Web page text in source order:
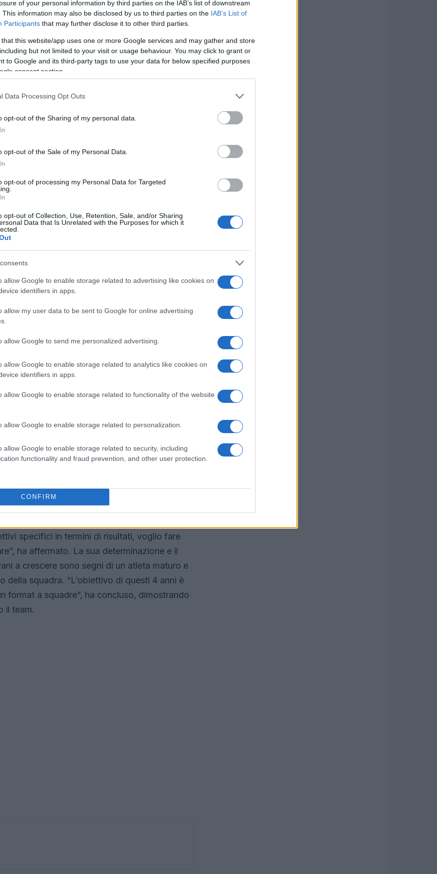
of your personal information by third parties on the IAB’s list of downstream
This information may also be disclosed by us to third parties on the IAB’s List of
Participants that may further disclose it to other third parties.
that this website/app uses one or more Google services and may gather and store
but not limited to your visit or usage behaviour. You may click to grant or
to Google and its third-party tags to use your data for below specified purposes
consent section.
Data Processing Opt Outs
opt-out of the Sharing of my personal data.
opt-out of the Sale of my Personal Data.
opt-out of processing my Personal Data for Targeted
opt-out of Collection, Use, Retention, Sale, and/or Sharing
Data that Is Unrelated with the Purposes for which it
allow Google to enable storage related to advertising like cookies on
identifiers in apps.
allow my user data to be sent to Google for online advertising
allow Google to send me personalized advertising.
allow Google to enable storage related to analytics like cookies on
identifiers in apps.
allow Google to enable storage related to functionality of the website
allow Google to enable storage related to personalization.
allow Google to enable storage related to security, including
functionality and fraud prevention, and other user protection.
CONFIRM
si prepara ad affrontare una nuova stagione
, Pellegrino ha condiviso le sue
di questo evento per il suo
scorso ho fatto una bella gara ed è per noi
dure”, ha dichiarato l’atleta. La sua capacità
le sfide con determinazione è evidente,
per i giovani atleti che lo seguono.
con Muonio, una località che ha ormai un
qui? Di solito la neve e le temperature
La bellezza del panorama artico e
unico rendono questa esperienza ancora
era un sogno venire in Lapponia e
esprimendo la sua gratitudine per la
di essere pronto per affrontare la nuova
specifici in termini di risultati, voglio fare
ha affermato. La sua determinazione e il
a crescere sono segni di un atleta maturo e
della squadra. “L’obiettivo di questi 4 anni è
format a squadre”, ha concluso, dimostrando
il team.